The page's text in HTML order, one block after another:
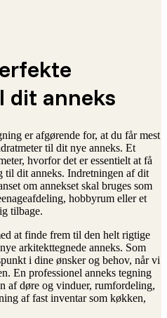
dit anneks
er afgørende for, at du får mest
til dit nye anneks. Et
hvorfor det er essentielt at få
til dit anneks. Indretningen af dit
om annekset skal bruges som
hobbyrum eller et
tilbage.
at finde frem til den helt rigtige
arkitekttegnede anneks. Som
i dine ønsker og behov, når vi
En professionel anneks tegning
af døre og vinduer, rumfordeling,
af fast inventar som køkken,